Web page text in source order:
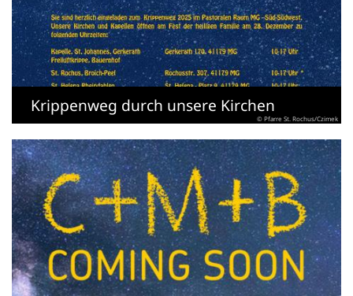
Krippenweg durch unsere Kirchen
© Pfarre St. Rochus/Czimek